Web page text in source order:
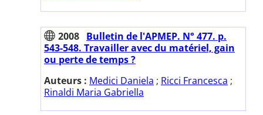
2008 Bulletin de l'APMEP. N° 477. p.
543-548. Travailler avec du matériel, gain
ou perte de temps ?
Auteurs : Medici Daniela ; Ricci Francesca ;
Rinaldi Maria Gabriella